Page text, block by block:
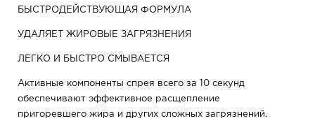
БЫСТРОДЕЙСТВУЮЩАЯ ФОРМУЛА
УДАЛЯЕТ ЖИРОВЫЕ ЗАГРЯЗНЕНИЯ
ЛЕГКО И БЫСТРО СМЫВАЕТСЯ
Активные компоненты спрея всего за 10 секунд
обеспечивают эффективное расщепление
пригоревшего жира и других сложных загрязнений.